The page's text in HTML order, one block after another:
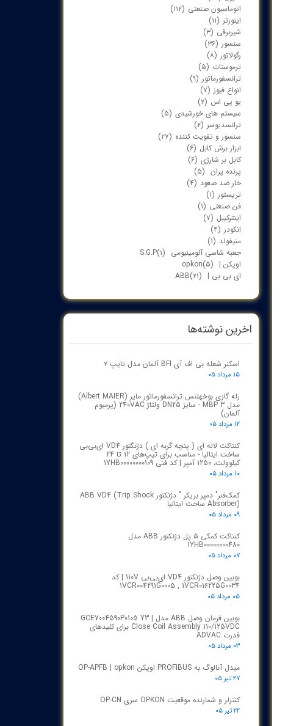
اتوماسیون صنعتی (۱۱۲)
اینورتر (۱۱)
شیربرقی (۳)
سنسور (۳۶)
رگولاتور (۸)
ترموستات (۵)
ترانسفورماتور (۹)
انواع فیوز (۷)
یو پی اس (۲)
سیستم های خورشیدی (۵)
ترانسدیوسر (۲)
سنسور و تقویت کننده (۲۷)
ابزار برش کابل (۶)
کابل بر شارژی (۶)
پرنده پران (۵)
خار ضد صعود (۴)
تریستور (۱)
فن صنعتی (۱)
اینترکیبل (۷)
انکودر (۴)
منیفولد (۱)
جعبه شاسی آلومینیومی S.G.P (۱)
اوپکن | opkon (۵)
ای بی بی | ABB (۲۱)
اخرین نوشته‌ها
اسکنر شعله بی اف آی BFI آلمان مدل تایپ ۲
۱۵ مرداد ۰۵
رله گازی بوخهلتس ترانسفورماتور مایر (Albert MAIER)
مدل MBP 3 - سایز DN25 ولتاژ 240VAC (پرمیوم
آلمان)
۱۲ مرداد ۰۵
کنتاکت لاله ای ( پنچه گربه ای ) دژنگتور VD4 ای‌بی‌بی
ساخت ایتالیا - مناسب برای تیپ‌های 12 تا 24
کیلوولت، 1250 آمپر | کد فنی 1YHB00000000109
۱۰ مرداد ۰۵
کمک‌فنر" دمپر بریکر " دژنکتور ABB VD4 (Trip Shock
Absorber) ساخت ایتالیا
۰۹ مرداد ۰۵
کنتاکت کمکی ۵ پل دژنکتور ABB مدل
1YHB00000000480
۰۷ مرداد ۰۵
بوبین وصل دژنکتور VD4 ای‌بی‌بی 110V | کد
1VCR004291G0005 , 1VCR016225G0034
۰۵ مرداد ۰۵
بوبین فرمان وصل ABB مدل GCE7004590P0105 Y3 |
Close Coil Assembly 110/125VDC برای کلیدهای
قدرت ADVAC
۰۳ مرداد ۰۵
مبدل آنالوگ به PROFIBUS اوپکن OP-APFB | opkon
۲۷ تیر ۰۵
کنترلر و شمارنده موقعیت OPKON سری OP-CN
۲۲ تیر ۰۵